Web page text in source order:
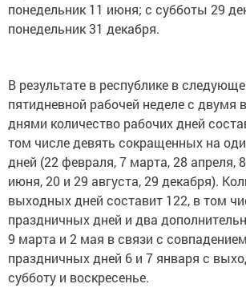
понедельник 11 июня; с субботы 29
понедельник 31 декабря.
В результате в республике в
пятидневной рабочей неделе с
днями количество рабочих дней
том числе девять сокращенных на
дней (22 февраля, 7 марта, 28 апреля,
июня, 20 и 29 августа, 29 декабря).
выходных дней составит 122, в том
праздничных дней и два
9 марта и 2 мая в связи с
праздничных дней 6 и 7 января с
субботу и воскресенье.